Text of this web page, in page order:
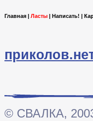
Главная | Ласты | Написать! |
© СВАЛКА,